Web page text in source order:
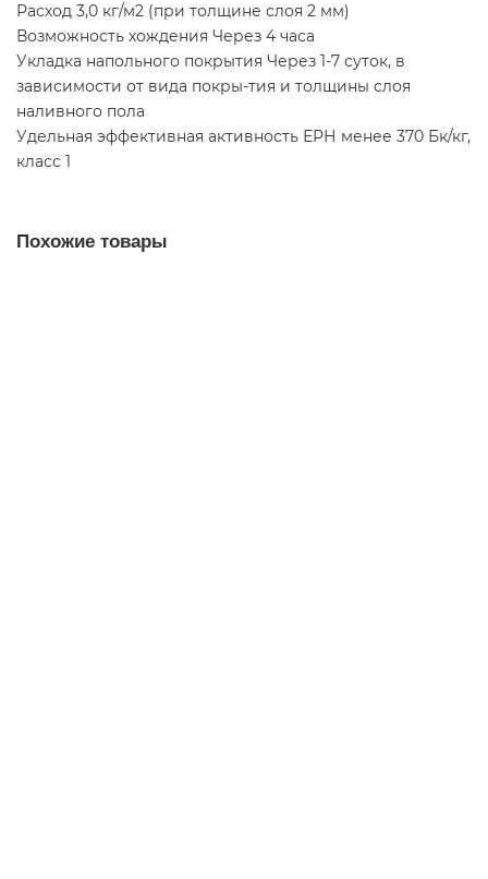
Расход 3,0 кг/м2 (при толщине слоя 2 мм)
Возможность хождения Через 4 часа
Укладка напольного покрытия Через 1-7 суток, в
зависимости от вида покры-тия и толщины слоя
наливного пола
Удельная эффективная активность ЕРН менее 370 Бк/кг,
класс 1
Похожие товары